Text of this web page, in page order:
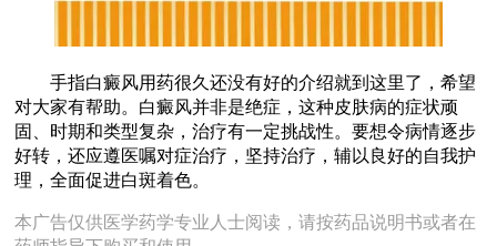
手指白癜风用药很久还没有好的介绍就到这里了，希望
对大家有帮助。白癜风并非是绝症，这种皮肤病的症状顽
固、时期和类型复杂，治疗有一定挑战性。要想令病情逐步
好转，还应遵医嘱对症治疗，坚持治疗，辅以良好的自我护
理，全面促进白斑着色。
本广告仅供医学药学专业人士阅读，请按药品说明书或者在